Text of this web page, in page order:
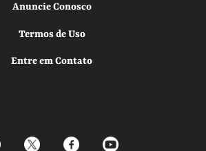
Anuncie Conosco
Termos de Uso
Entre em Contato